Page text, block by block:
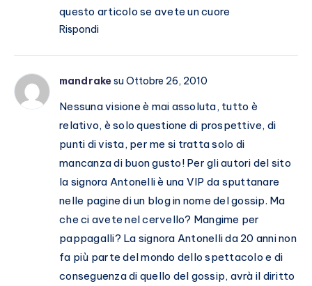
questo articolo se avete un cuore
Rispondi
mandrakesu Ottobre 26, 2010
Nessuna visione è mai assoluta, tutto è
relativo, è solo questione di prospettive, di
punti di vista, per me si tratta solo di
mancanza di buon gusto! Per gli autori del sito
la signora Antonelli è una VIP da sputtanare
nelle pagine di un blog in nome del gossip. Ma
che ci avete nel cervello? Mangime per
pappagalli? La signora Antonelli da 20 anni non
fa più parte del mondo dello spettacolo e di
conseguenza di quello del gossip, avrà il diritto